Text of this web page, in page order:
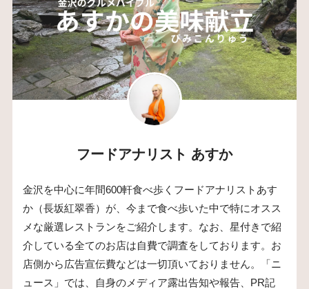
フードアナリスト あすか
金沢を中心に年間600軒食べ歩くフードアナリストあす
か（長坂紅翠香）が、今まで食べ歩いた中で特にオスス
メな厳選レストランをご紹介します。なお、星付きで紹
介している全てのお店は自費で調査をしております。お
店側から広告宣伝費などは一切頂いておりません。「ニ
ュース」では、自身のメディア露出告知や報告、PR記